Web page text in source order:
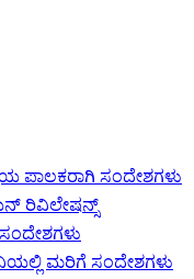
ಪಾಲಕರಾಗಿ ಸಂದೇಶಗಳು
ರಿವಿಲೇಷನ್ಸ್
ಮರಿಗೆ ಸಂದೇಶಗಳು